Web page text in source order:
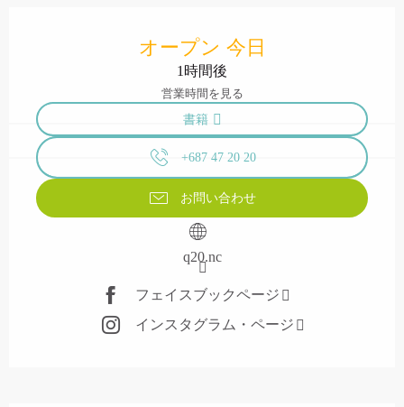
オープン 今日
1時間後
営業時間を見る
書籍
+687 47 20 20
お問い合わせ
q20.nc
フェイスブックページ
インスタグラム・ページ